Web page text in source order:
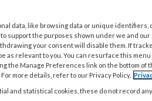
BEELDVORMING
gezondheidsproblemen
Na de operatie daalde haar
data, like browsing data or unique identifiers,
support the purposes shown under we and
your consent will disable them. If
as relevant to you. You can resurface this
the Manage Preferences link on the bottom of
more details, refer to our Privacy Policy.
and statistical cookies, these do not record